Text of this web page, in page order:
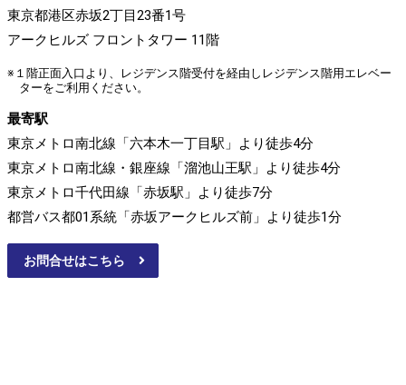
東京都港区赤坂2丁目23番1号
アークヒルズ フロントタワー 11階
※１階正面入口より、レジデンス階受付を経由しレジデンス階用エレベー
ターをご利用ください。
最寄駅
東京メトロ南北線「六本木一丁目駅」より徒歩4分
東京メトロ南北線・銀座線「溜池山王駅」より徒歩4分
東京メトロ千代田線「赤坂駅」より徒歩7分
都営バス都01系統「赤坂アークヒルズ前」より徒歩1分
お問合せはこちら